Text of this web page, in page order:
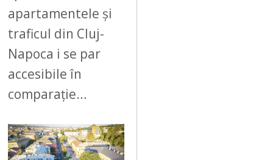
apartamentele și
traficul din Cluj-
Napoca i se par
accesibile în
comparație…